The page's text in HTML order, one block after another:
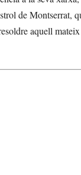
de Montserrat,
aquell